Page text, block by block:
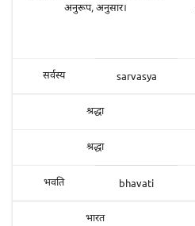
अनुरूप, अनुसार।
सर्वस्य sarvasya
श्रद्धा
श्रद्धा
भवति bhavati
भारत